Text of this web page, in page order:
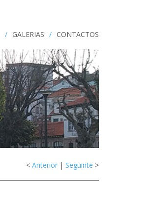
/ GALERIAS / CONTACTOS
< Anterior | Seguinte >